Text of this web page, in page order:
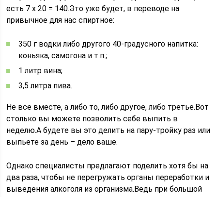
есть 7 х 20 = 140.Это уже будет, в переводе на
привычное для нас спиртное:
350 г водки либо другого 40-градусного напитка:
коньяка, самогона и т.п.;
1 литр вина;
3,5 литра пива.
Не все вместе, а либо то, либо другое, либо третье.Вот
столько вы можете позволить себе выпить в
неделю.А будете вы это делить на пару-тройку раз или
выпьете за день – дело ваше.
Однако специалисты предлагают поделить хотя бы на
два раза, чтобы не перегружать органы переработки и
выведения алкоголя из организма.Ведь при большой